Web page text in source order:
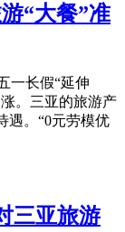
“大餐”准
一长假“延伸
。三亚的旅游产
遇。“0元劳模优
三亚旅游